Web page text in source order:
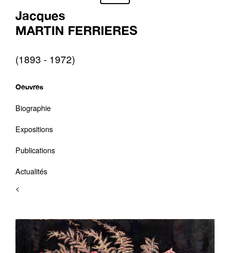
Jacques
MARTIN FERRIERES
(1893 - 1972)
Oeuvres
Biographie
Expositions
Publications
Actualités
<